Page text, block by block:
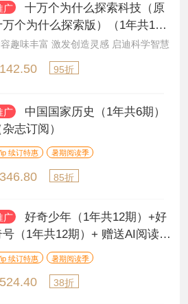
广
十万个为什么探索科技（原
万个为什么探索版）（1年共12
）（杂志订阅）
趣味丰富 激发创造灵感 启迪科学智慧
142.50 95折
广
中国国家历史（1年共6期）
杂志订阅）
续订特惠 暑期阅读季
346.80 85折
广
好奇少年（1年共12期）+好
号（1年共12期）+ 赠送AI阅读助
（杂志订阅）
续订特惠 暑期阅读季
524.40 38折